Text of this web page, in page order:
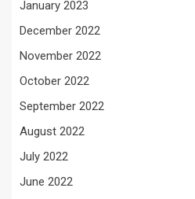
January 2023
December 2022
November 2022
October 2022
September 2022
August 2022
July 2022
June 2022